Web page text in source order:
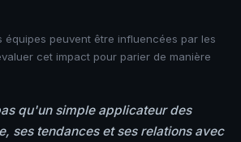
équipes peuvent être influencées par les
cet impact pour parier de manière
qu'un simple applicateur des
ses tendances et ses relations avec